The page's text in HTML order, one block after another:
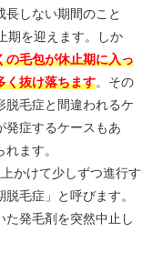
しない期間のこと
期を迎えます。しか
の毛包が休止期に入っ
く抜け落ちます。その
脱毛症と間違われるケ
発症するケースもあ
ます。
かけて少しずつ進行す
毛症」と呼びます。
発毛剤を突然中止し